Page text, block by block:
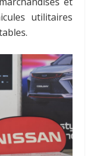
utilitaires